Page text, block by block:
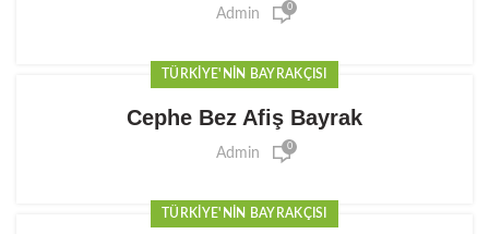
Admin 0
TÜRKIYE'NIN BAYRAKÇISI
Cephe Bez Afiş Bayrak
Admin 0
TÜRKIYE'NIN BAYRAKÇISI